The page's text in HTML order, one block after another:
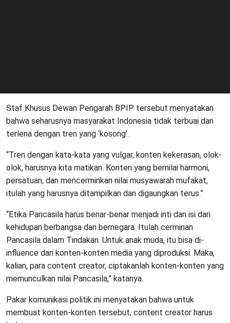
Staf Khusus Dewan Pengarah BPIP tersebut menyatakan
bahwa seharusnya masyarakat Indonesia tidak terbuai dan
terlena dengan tren yang ‘kosong’.
“Tren dengan kata-kata yang vulgar, konten kekerasan, olok-
olok, harusnya kita matikan. Konten yang bernilai harmoni,
persatuan, dan mencerminkan nilai musyawarah mufakat,
itulah yang harusnya ditampilkan dan digaungkan terus.”
“Etika Pancasila harus benar-benar menjadi inti dan isi dari
kehidupan berbangsa dan bernegara. Itulah cerminan
Pancasila dalam Tindakan. Untuk anak muda, itu bisa di-
influence dari konten-konten media yang diproduksi. Maka,
kalian, para content creator, ciptakanlah konten-konten yang
memunculkan nilai Pancasila,” katanya.
Pakar komunikasi politik ini menyatakan bahwa untuk
membuat konten-konten tersebut, content creator harus